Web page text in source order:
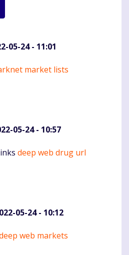
05-24 - 11:01
market lists
05-24 - 10:57
deep web drug url
05-24 - 10:12
web markets